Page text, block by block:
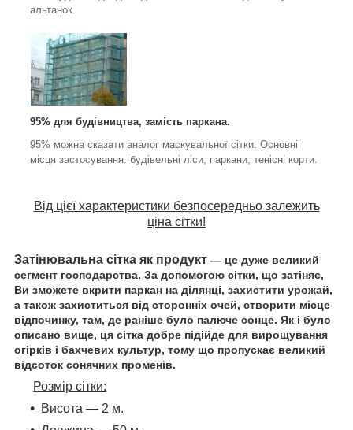
альтанок.
95% для будівництва, замість паркана.
95% можна сказати аналог маскувальної сітки. Основні
місця застосування: будівельні ліси, паркани, тенісні корти.
Від цієї характеристики безпосередньо залежить
ціна сітки!
Затінювальна сітка як продукт — це дуже великий
сегмент господарства. За допомогою сітки, що затіняє,
Ви зможете вкрити паркан на ділянці, захистити урожай,
а також захиститься від сторонніх очей, створити місце
відпочинку, там, де раніше було палюче сонце. Як і було
описано вище, ця сітка добре підійде для вирощування
огірків і бахчевих культур, тому що пропускає великий
відсоток сонячних променів.
Розмір сітки:
Висота — 2 м.